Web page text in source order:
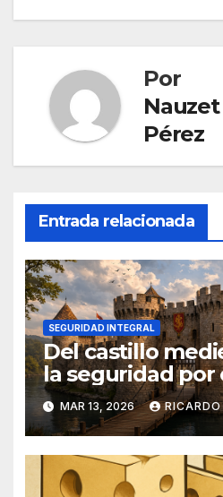
entradas
Por
Pérez
Entrada relacionada
SEGURIDAD INTEGRAL
Del castillo
la seguridad por
MAR 13, 2026